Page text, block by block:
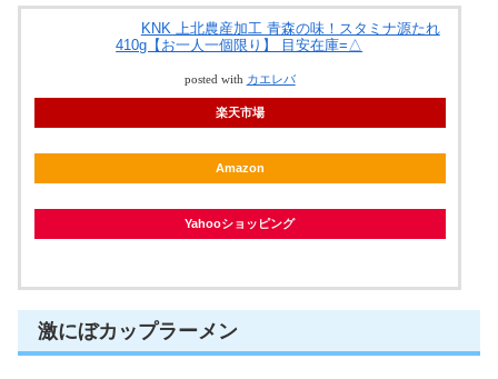
KNK 上北農産加工 青森の味！スタミナ源たれ
410g【お一人一個限り】 目安在庫=△
posted with カエレバ
楽天市場
Amazon
Yahooショッピング
激にぼカップラーメン